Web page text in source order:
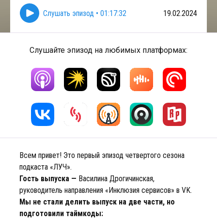
Слушать эпизод • 01:17:32 19.02.2024
Слушайте эпизод на любимых платформах:
Всем привет! Это первый эпизод четвертого сезона
подкаста «ЛУЧ».
Гость выпуска — Василина Дрогичинская,
руководитель направления «Инклюзия сервисов» в VK.
Мы не стали делить выпуск на две части, но
подготовили таймкоды: